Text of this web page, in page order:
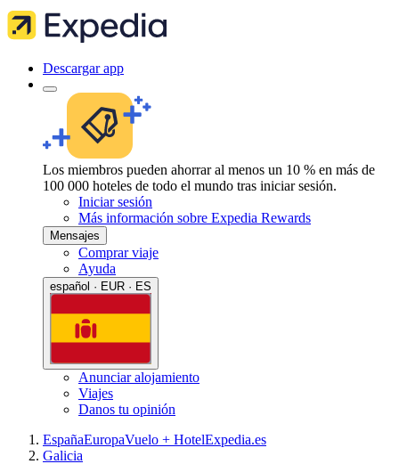
Descargar app
Los miembros pueden ahorrar al menos un 10 % en más de
100 000 hoteles de todo el mundo tras iniciar sesión.
Iniciar sesión
Más información sobre Expedia Rewards
Mensajes
Comprar viaje
Ayuda
español · EUR · ES
Anunciar alojamiento
Viajes
Danos tu opinión
EspañaEuropaVuelo + HotelExpedia.es
Galicia